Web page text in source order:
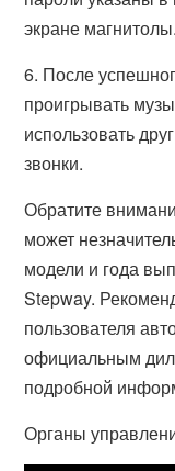
экране магнитолы.
6. После
проигрывать
использовать
звонки.
Обратите
может
модели и года
Stepway.
пользователя
официальным
подробной
Органы